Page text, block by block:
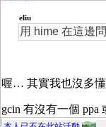
eliu
用 hime 在這邊
喔… 其實我也沒多
gcin 有沒有一個 ppa